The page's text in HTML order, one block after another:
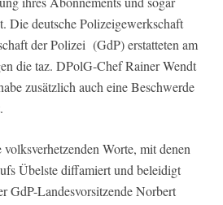
Die deutsche Polizeigewerkschaft
der Polizei (GdP) erstatteten am
dietaz. DPolG-Chef Rainer Wendt
zusätzlich auch eine Beschwerde
Worte, mit denen
Übelste diffamiert und beleidigt
GdP-Landesvorsitzende Norbert